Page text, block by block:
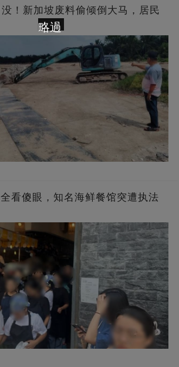
！新加坡废料偷倾倒大马，居民
看傻眼，知名海鲜餐馆突遭执法
略過